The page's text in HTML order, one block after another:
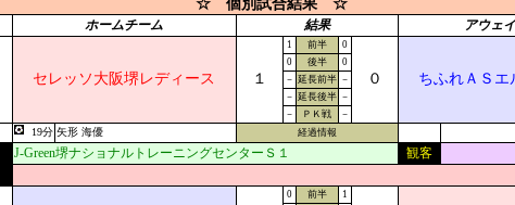
☆ 個別試合結果 ☆
ホームチーム 結果
アウェ
セレッソ大阪堺レディース １
1 前半 0
０ ちふれＡＳエ
0 後半
0
－ 延長前半 －
－ 延長後半 －
－
ＰＫ戦 －
19分 矢形 海優 経過情報
J-Green堺ナショナルトレーニングセンターＳ１ 観客
0 前半 1